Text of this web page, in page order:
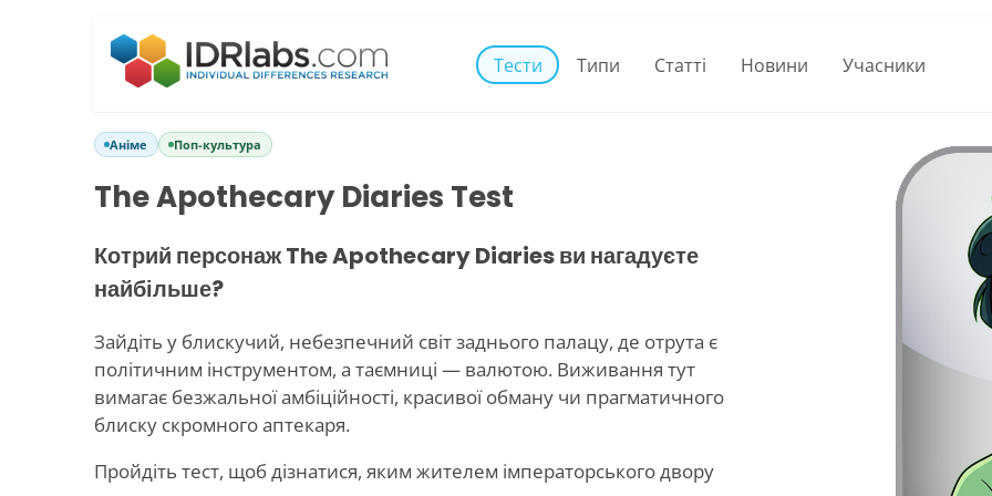
Тести Типи Статті Новини Учасники
Аніме Поп-культура
The Apothecary Diaries Test
Котрий персонаж The Apothecary Diaries ви нагадуєте
найбільше?
Зайдіть у блискучий, небезпечний світ заднього палацу, де отрута є
політичним інструментом, а таємниці — валютою. Виживання тут
вимагає безжальної амбіційності, красивої обману чи прагматичного
блиску скромного аптекаря.
Пройдіть тест, щоб дізнатися, яким жителем імператорського двору